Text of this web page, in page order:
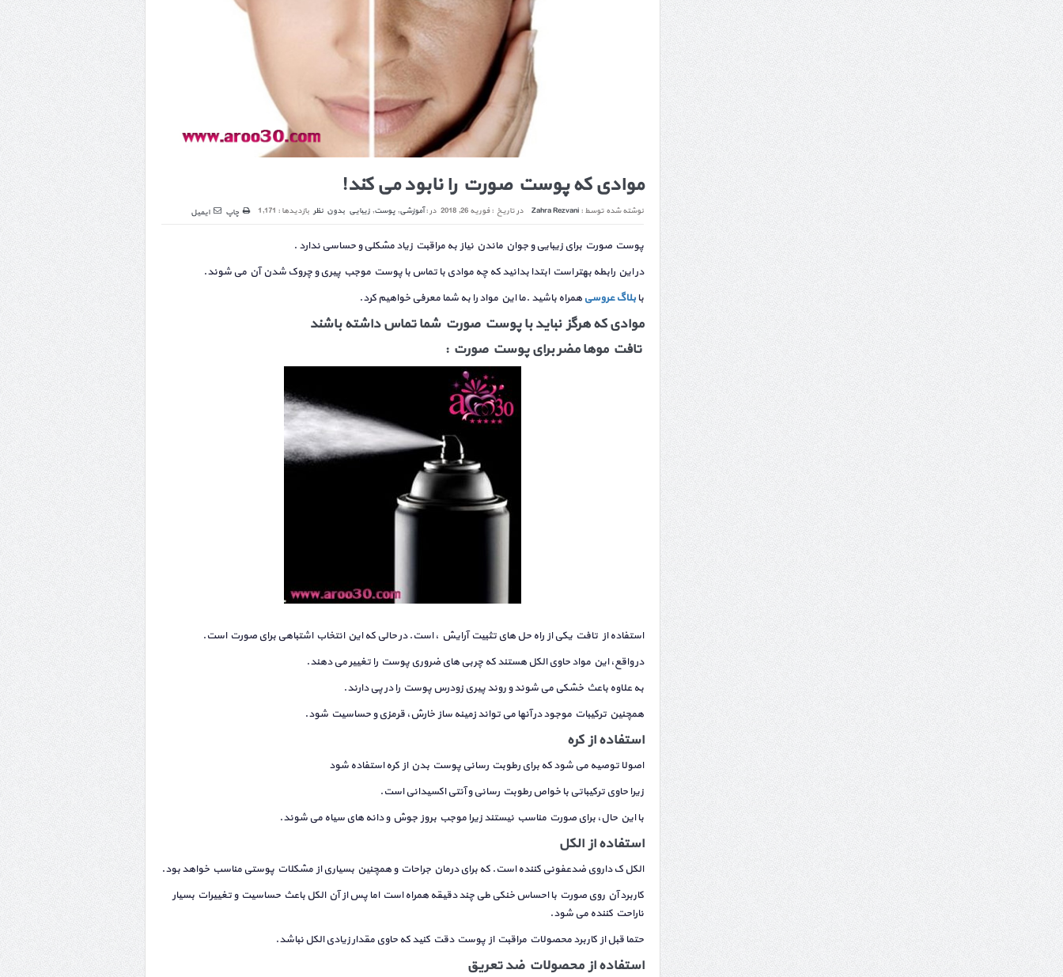
موادی که پوست صورت را نابود می کند!
نوشته شده توسط : Zahra Rezvani در تاریخ :فوریه 26, 2018 در :آموزشی, پوست, زیبایی بدون نظر بازدیدها : 1,171 چاپ ایمیل
پوست صورت برای زیبایی و جوان ماندن نیاز به مراقبت زیاد مشکلی و حساسی ندارد .
در این رابطه بهتر است ابتدا بدانید که چه موادی با تماس با پوست موجب پیری و چروک شدن آن می شوند.
با بلاگ عروسی همراه باشید .ما این مواد را به شما معرفی خواهیم کرد.
موادی که هرگز نباید باپوست صورت شماتماس داشته باشند
تافت موها مضر برای پوست صورت :
استفاده از تافت یکی از راه حل های تثبیت آرایش ، است. در حالی که این انتخاب اشتباهی برای صورت است.
در واقع، این مواد حاوی الکل هستند که چربی های ضروری پوست را تغییر می دهند.
به علاوه باعث خشکی می شوند و روند پیری زودرس پوست را در پی دارند.
همچنین ترکیبات موجود در آنها می تواند زمینه ساز خارش، قرمزی و حساسیت شود.
استفاده از کره
اصولا توصیه می شود که برای رطوبت رسانی پوست بدن از کره استفاده شود
زیرا حاوی ترکیباتی با خواص رطوبت رسانی و آنتی اکسیدانی است.
با این حال، برای صورت مناسب نیستند زیرا موجب بروز جوش و دانه های سیاه می شوند.
استفاده از الکل
الکل ک داروی ضدعفونی کننده است. که برای درمان جراحات و همچنین بسیاری از مشکلات پوستی مناسب خواهد بود.
کاربرد آن روی صورت با احساس خنکی طی چند دقیقه همراه است اما پس از آن الکل باعث حساسیت و تغییرات بسیار
ناراحت کننده می شود.
حتما قبل از کاربرد محصولات مراقبت از پوست دقت کنید که حاوی مقدار زیادی الکل نباشد.
استفاده از محصولات ضد تعریق